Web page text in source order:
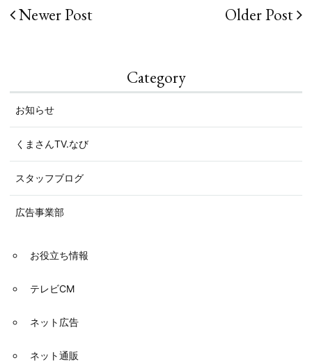
投
ビ
ゲー
ショ
Older Post
Newer Post
Category
お知らせ
くまさんTV.なび
スタッフブログ
広告事業部
お役立ち情報
テレビCM
ネット広告
ネット通販